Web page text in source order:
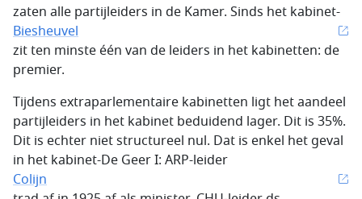
zaten alle partijleiders in de Kamer. Sinds het kabinet-
Biesheuvel
zit ten minste één van de leiders in het kabinetten: de
premier.
Tijdens extraparlementaire kabinetten ligt het aandeel
partijleiders in het kabinet beduidend lager. Dit is 35%.
Dit is echter niet structureel nul. Dat is enkel het geval
in het kabinet-De Geer I: ARP-leider
Colijn